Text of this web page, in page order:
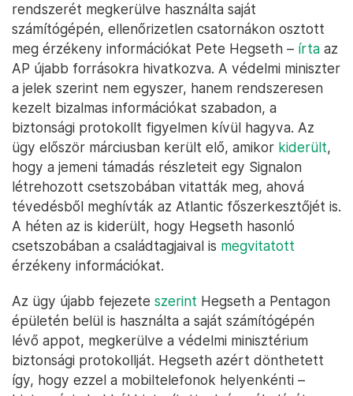
rendszerét megkerülve használta saját
számítógépén, ellenőrizetlen csatornákon osztott
meg érzékeny információkat Pete Hegseth – írta az
AP újabb forrásokra hivatkozva. A védelmi miniszter
a jelek szerint nem egyszer, hanem rendszeresen
kezelt bizalmas információkat szabadon, a
biztonsági protokollt figyelmen kívül hagyva. Az
ügy először márciusban került elő, amikor kiderült,
hogy a jemeni támadás részleteit egy Signalon
létrehozott csetszobában vitatták meg, ahová
tévedésből meghívták az Atlantic főszerkesztőjét is.
A héten az is kiderült, hogy Hegseth hasonló
csetszobában a családtagjaival is megvitatott
érzékeny információkat.
Az ügy újabb fejezete szerint Hegseth a Pentagon
épületén belül is használta a saját számítógépén
lévő appot, megkerülve a védelmi minisztérium
biztonsági protokollját. Hegseth azért dönthetett
így, hogy ezzel a mobiltelefonok helyenkénti –